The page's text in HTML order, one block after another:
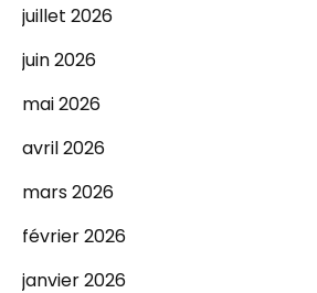
juillet 2026
juin 2026
mai 2026
avril 2026
mars 2026
février 2026
janvier 2026